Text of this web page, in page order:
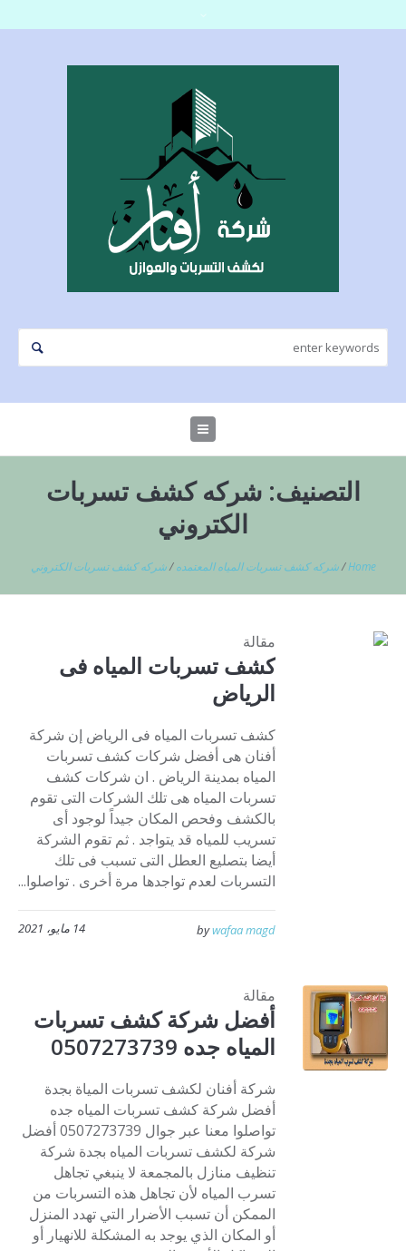
التصنيف:شركه كشف تسربات
الكتروني
Home
/شركه كشف تسربات المياه المعتمده /شركه كشف تسربات الكتروني
مقالة
كشف تسربات المياه فى
الرياض
كشف تسربات المياه فى الرياض إن شركة
أفنان هى أفضل شركات كشف تسربات
المياه بمدينة الرياض . ان شركات كشف
تسربات المياه هى تلك الشركات التى تقوم
بالكشف وفحص المكان جيداً لوجود أى
تسريب للمياه قد يتواجد . ثم تقوم الشركة
أيضا بتصليع العطل التى تسبب فى تلك
التسربات لعدم تواجدها مرة أخرى . تواصلوا...
14 مايو، 2021 bywafaa magd
مقالة
أفضل شركة كشف تسربات
المياه جده 0507273739
شركة أفنان لكشف تسربات المياة بجدة
أفضل شركة كشف تسربات المياه جده
تواصلوا معنا عبر جوال 0507273739 أفضل
شركة لكشف تسربات المياه بجدة شركة
تنظيف منازل بالمجمعة لا ينبغي تجاهل
تسرب المياه لأن تجاهل هذه التسربات من
الممكن أن تسبب الأضرار التي تهدد المنزل
أو المكان الذي يوجد به المشكلة للانهيار أو